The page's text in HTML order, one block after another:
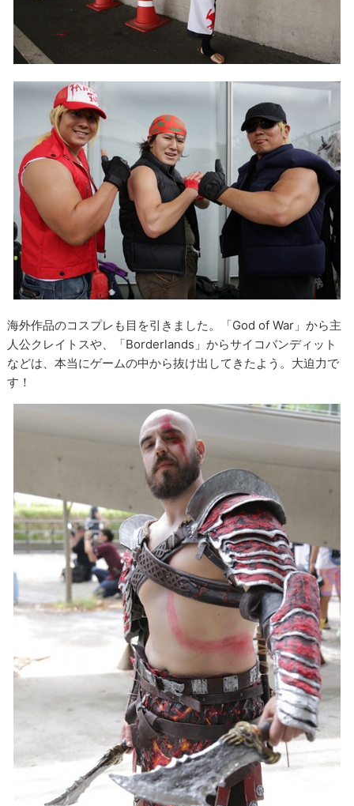
海外作品のコスプレも目を引きました。「God of War」から主
人公クレイトスや、「Borderlands」からサイコバンディット
などは、本当にゲームの中から抜け出してきたよう。大迫力で
す！